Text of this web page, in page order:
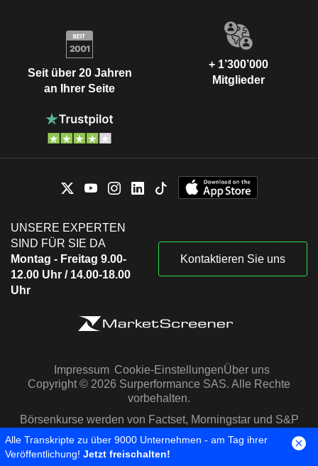
Seit über 20 Jahren
an Ihrer Seite
+ 1’300’000
Mitglieder
UNSERE EXPERTEN
SIND FÜR SIE DA
Montag - Freitag 9.00-
12.00 Uhr / 14.00-18.00
Uhr
Kontaktieren Sie uns
Impressum Cookie-EinstellungenÜber uns
Copyright © 2026 Surperformance SAS. Alle Rechte
vorbehalten.
Börsenkurse werden von Factset, Morningstar und S&P
Capital IQ zur Verfügung gestellt
Alle Transkripte zu über 9000 Unternehmen - am Tag ihrer
Veröffentlichung! Jetzt freischalten!